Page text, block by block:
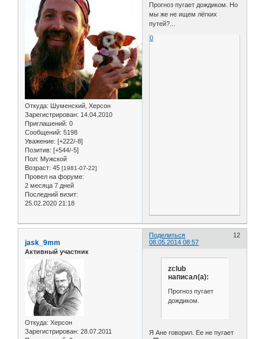
Откуда: Шуменский, Херсон
Зарегистрирован: 14.04.2010
Приглашений: 0
Сообщений: 5198
Уважение: [+222/-8]
Позитив: [+544/-5]
Пол: Мужской
Возраст: 45 [1981-07-22]
Провел на форуме:
2 месяца 7 дней
Последний визит:
25.02.2020 21:18
Прогноз пугает дождиком. Но
мы же не ищем лёгких
путей?...
0
Поделиться
12
08.05.2014 08:57
jask_9mm
Активный участник
Откуда: Херсон
Зарегистрирован: 28.07.2011
zclub
написал(а):
Прогноз пугает
дождиком.
Я Ане говорил. Ее не пугает